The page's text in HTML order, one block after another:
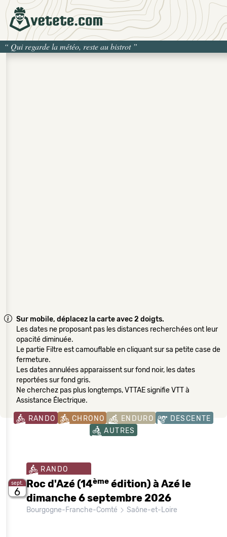
“ Qui regarde la météo, reste au bistrot”
Sur mobile, déplacez la carte avec 2 doigts.
Les dates ne proposant pas les distances recherchées ont leur
opacité diminuée.
Le partie Filtre est camouflable en cliquant sur sa petite case de
fermeture.
Les dates annulées apparaissent sur fond noir, les dates
reportées sur fond gris.
Ne cherchez pas plus longtemps, VTTAE signifie VTT à
Assistance Électrique.
RANDO CHRONO ENDURO
DESCENTE
AUTRES
sept.
6
RANDO
Roc d'Azé (14ème édition) à Azé le
dimanche 6 septembre 2026
Bourgogne-Franche-Comté Saône-et-Loire